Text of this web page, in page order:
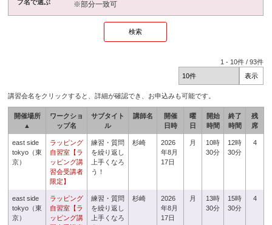
プ名で選ぶ
※部分一致可
1 - 10件 /93件
講習会名をクリックすると、詳細が確認でき、お申込みも可能です。
開催場所
▲
ワークショ
ップ名
サブタイト
ル
講師名
開催
日時
曜
日
開始
時間
終了
時間
残
席
east side
tokyo（東
京）
ラッピング
自習室【ラ
ッピング講
習会受講者
限定】
練習・質問
を繰り返し
上手くなろ
う！
杉崎
2026
年8月
17日
月
10時
30分
12時
30分
4
east side
tokyo（東
京）
ラッピング
自習室【ラ
ッピング講
練習・質問
を繰り返し
上手くなろ
杉崎
2026
年8月
17日
月
13時
30分
15時
30分
4